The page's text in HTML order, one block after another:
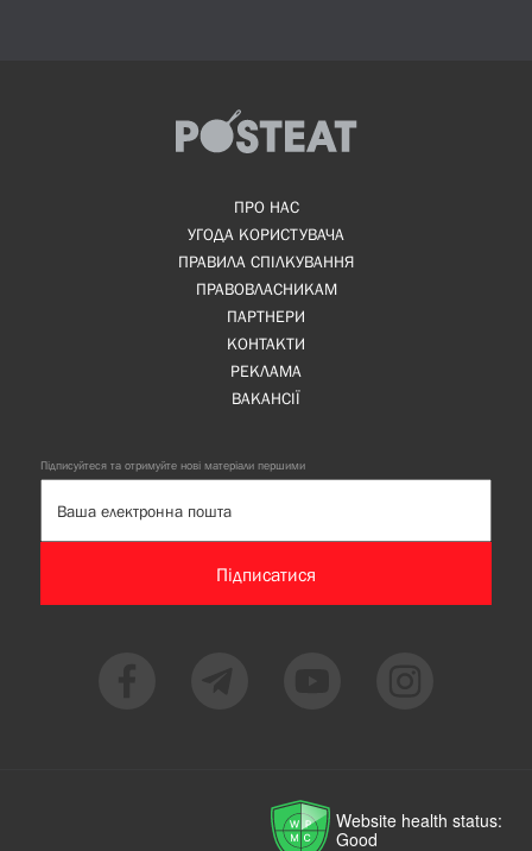
ПРО НАС
УГОДА КОРИСТУВАЧА
ПРАВИЛА СПІЛКУВАННЯ
ПРАВОВЛАСНИКАМ
ПАРТНЕРИ
КОНТАКТИ
РЕКЛАМА
ВАКАНСІЇ
Підписуйтеся та отримуйте нові матеріали першими
Підписатися
Website health status:
Good